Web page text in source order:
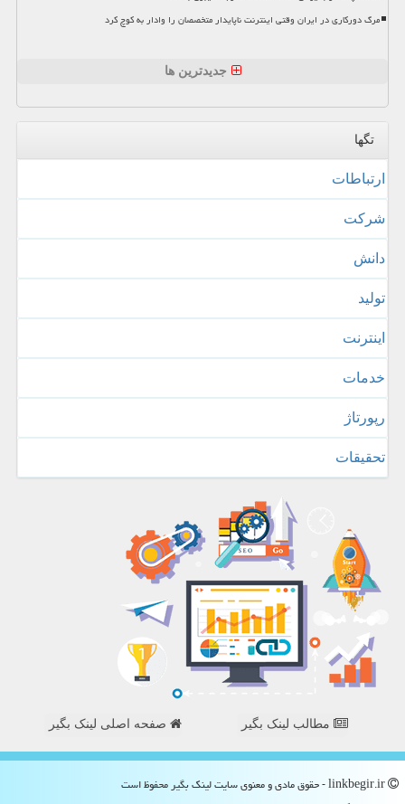
مرگ دورکاری در ایران وقتی اینترنت ناپایدار متخصصان را وادار به کوچ کرد
جدیدترین ها
تگها
ارتباطات
شركت
دانش
تولید
اینترنت
خدمات
رپورتاژ
تحقیقات
مطالب لینک بگیر صفحه اصلی لینک بگیر